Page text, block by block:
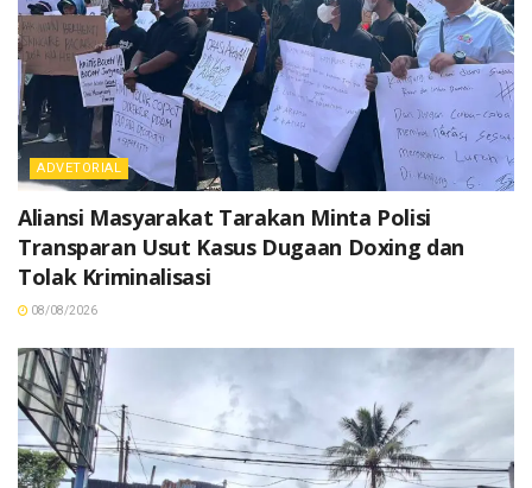
ADVETORIAL
Aliansi Masyarakat Tarakan Minta Polisi
Transparan Usut Kasus Dugaan Doxing dan
Tolak Kriminalisasi
08/08/2026